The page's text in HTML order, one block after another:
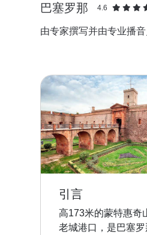
巴塞罗那 4.6
由专家撰写并由专业播
引言
高173米的蒙特惠奇
老城港口，是巴塞